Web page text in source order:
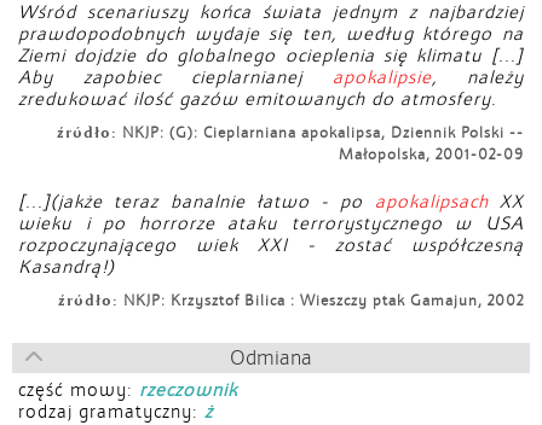
Wśród scenariuszy końca świata jednym z najbardziej
prawdopodobnych wydaje się ten, według którego na
Ziemi dojdzie do globalnego ocieplenia się klimatu [...]
Aby zapobiec cieplarnianej apokalipsie, należy
zredukować ilość gazów emitowanych do atmosfery.
źródło: NKJP: (G): Cieplarniana apokalipsa, Dziennik Polski --
Małopolska, 2001-02-09
[...](jakże teraz banalnie łatwo - po apokalipsachXX
wieku i po horrorze ataku terrorystycznego w USA
rozpoczynającego wiek XXI - zostać współczesną
Kasandrą!)
źródło: NKJP: Krzysztof Bilica : Wieszczy ptak Gamajun, 2002
Odmiana
część mowy: rzeczownik
rodzaj gramatyczny: ż